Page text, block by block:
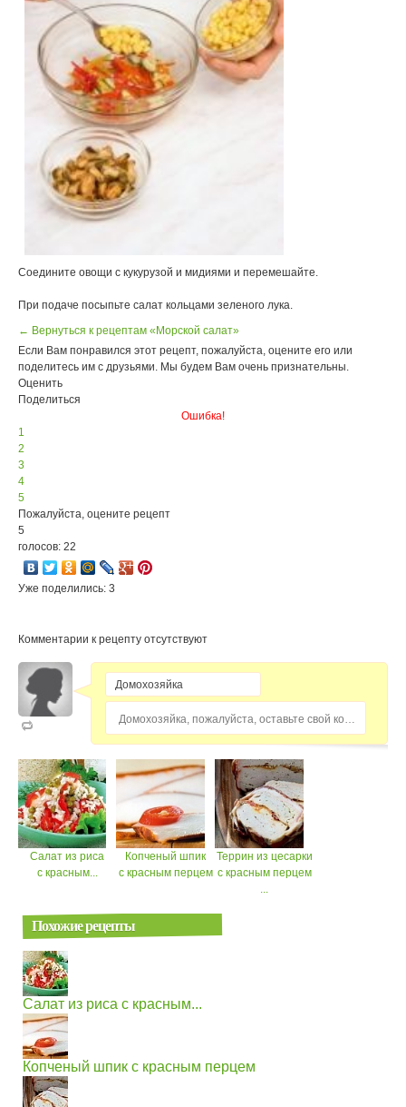
Соедините овощи с кукурузой и мидиями и перемешайте.
При подаче посыпьте салат кольцами зеленого лука.
← Вернуться к рецептам «Морской салат»
Если Вам понравился этот рецепт, пожалуйста, оцените его или
поделитесь им с друзьями. Мы будем Вам очень признательны.
Оценить
Поделиться
Ошибка!
1
2
3
4
5
Пожалуйста, оцените рецепт
5
голосов: 22
Уже поделились: 3
Комментарии к рецепту отсутствуют
Домохозяйка, пожалуйста, оставьте свой комментарий...
Салат из риса
с красным...
Копченый шпик
с красным перцем
Террин из цесарки
с красным перцем
...
Похожие рецепты
Салат из риса с красным...
Копченый шпик с красным перцем